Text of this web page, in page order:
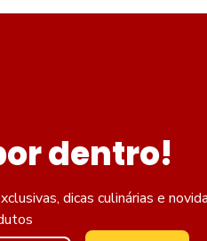
dentro!
dicas culinárias e